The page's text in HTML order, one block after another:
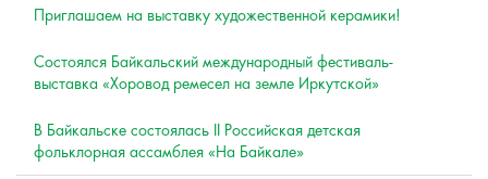
Приглашаем на выставку художественной керамики!
Состоялся Байкальский международный фестиваль-
выставка «Хоровод ремесел на земле Иркутской»
В Байкальске состоялась II Российская детская
фольклорная ассамблея «На Байкале»